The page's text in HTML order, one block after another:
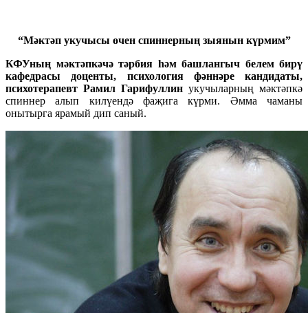
“Мәктәп укучысы өчен спиннерның зыянын күрмим”
КФУның мәктәпкәчә тәрбия һәм башлангыч белем бирү
кафедрасы доценты, психология фәннәре кандидаты,
психотерапевт Рамил Гарифуллин укучыларның мәктәпкә
спиннер алып килүендә фаҗига күрми. Әмма чаманы
онытырга ярамый дип саный.